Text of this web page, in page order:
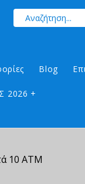
Blog
2026 +
10 ΑΤΜ